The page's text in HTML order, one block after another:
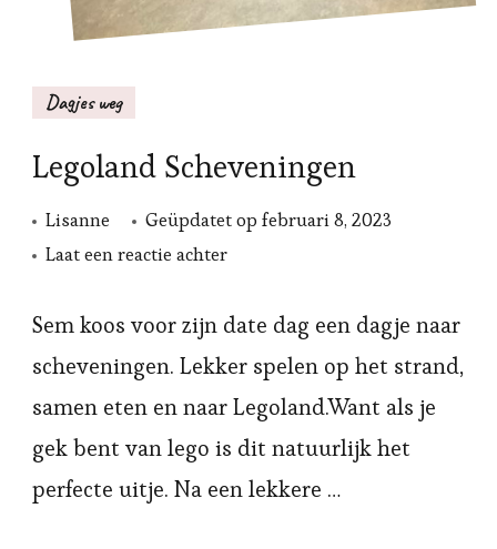
Dagjes weg
Legoland Scheveningen
Lisanne Geüpdatet op februari 8, 2023
Laat een reactie achterop
Scheveningen
Sem koos voor zijn date dag een dagje naar
scheveningen. Lekker spelen op het strand,
samen eten en naar Legoland.Want als je
gek bent van lego is dit natuurlijk het
perfecte uitje. Na een lekkere …